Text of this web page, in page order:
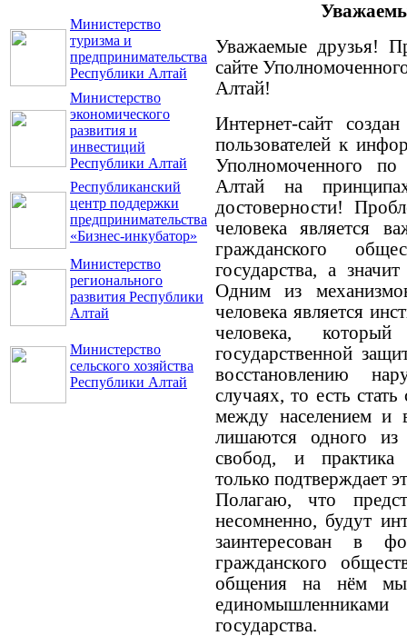
Министерство
туризма и
предпринимательства
Республики Алтай
Министерство
экономического
развития и
инвестиций
Республики Алтай
Республиканский
центр поддержки
предпринимательства
«Бизнес-инкубатор»
Министерство
регионального
развития Республики
Алтай
Министерство
сельского хозяйства
Республики Алтай
Уважаемые друзья!
сайте
Алтай!
Интернет-сайт
пользователей к
Уполномоченного
Алтай на
достоверности!
человека является
гражданского
государства, а
Одним из
человека является
человека,
государственной
восстановлению
случаях, то есть
между населением и
лишаются одного
свобод, и практика
только подтверждает
Полагаю, что
несомненно, будут
заинтересован в
гражданского
общения на нём
государства.